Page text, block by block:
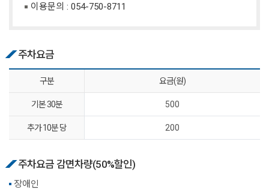
이용문의 : 054-750-8711
주차요금
구분 요금(원)
기본 30분 500
추가 10분 당 200
주차요금 감면차량(50%할인)
장애인